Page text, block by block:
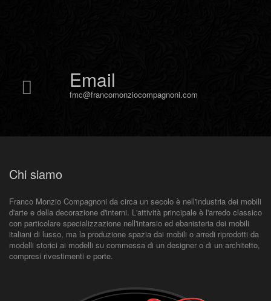
Email
fmc@francomonziocompagnoni.com
Chi siamo
Franco Monzio Compagnoni da circa un secolo è nell'industria dei mobili
d'arte e della decorazione d'interni. L'attività principale è l'arredo classico
con particolare specializzazione nell'intarsio ed ebanisteria dei mobili
italiani di lusso, ma la produzione spazia dai mobili o arredi riprodotti da
modelli storici ai modelli su commessa di un designer o di un architetto,
compresi rivestimenti e porte.